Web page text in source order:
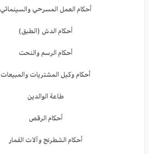
أحكام العمل المسرحي والسينمائي
أحكام الدش (الطبق)
أحكام الرسم والنحت
أحكام وكيل المشتريات والمبيعات
طاعة الوالدين
أحكام الرقص
أحكام الشطرنج وآلات القمار